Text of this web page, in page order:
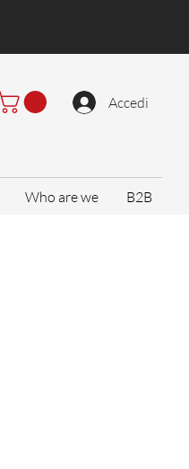
Accedi
Who are we B2B